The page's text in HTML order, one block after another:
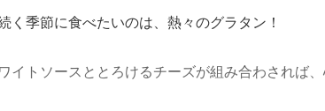
く季節に食べたいのは、熱々のグラタン！
イトソースととろけるチーズが組み合わされば